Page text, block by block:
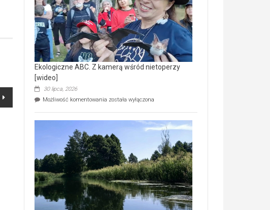
natury
[wideo]
Ekologiczne ABC. Z kamerą wśród nietoperzy
[wideo]
30 lipca, 2026
Możliwość komentowania Ekologiczne
wśród
nietoperzy
[wideo]
została wyłączona